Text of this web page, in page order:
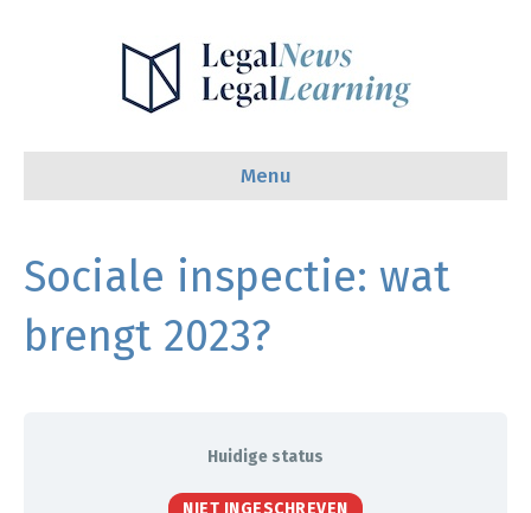
Menu
Sociale inspectie: wat
brengt 2023?
Huidige status
NIET INGESCHREVEN